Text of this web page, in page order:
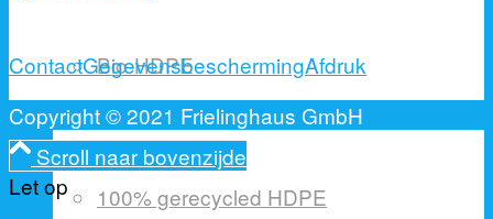
Bio-HDPE
100% gerecycled HDPE
ContactGegevensbeschermingAfdruk
Copyright © 2021 Frielinghaus GmbH
Scroll naar bovenzijde
Let op